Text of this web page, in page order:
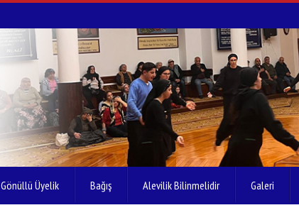
Gönüllü Üyelik Bağış Alevilik Bilinmelidir Galeri